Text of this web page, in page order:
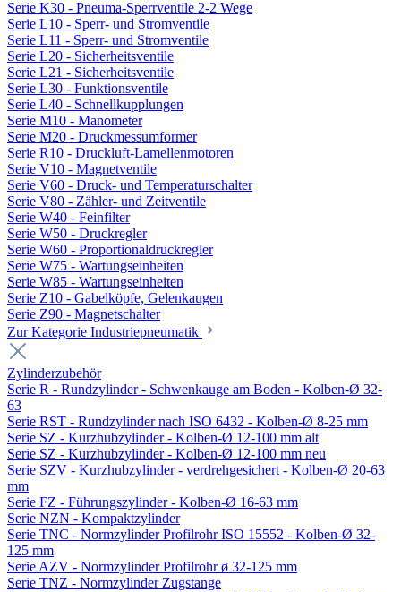
Serie K30 - Pneuma-Sperrventile 2-2 Wege
Serie L10 - Sperr- und Stromventile
Serie L11 - Sperr- und Stromventile
Serie L20 - Sicherheitsventile
Serie L21 - Sicherheitsventile
Serie L30 - Funktionsventile
Serie L40 - Schnellkupplungen
Serie M10 - Manometer
Serie M20 - Druckmessumformer
Serie R10 - Druckluft-Lamellenmotoren
Serie V10 - Magnetventile
Serie V60 - Druck- und Temperaturschalter
Serie V80 - Zähler- und Zeitventile
Serie W40 - Feinfilter
Serie W50 - Druckregler
Serie W60 - Proportionaldruckregler
Serie W75 - Wartungseinheiten
Serie W85 - Wartungseinheiten
Serie Z10 - Gabelköpfe, Gelenkaugen
Serie Z90 - Magnetschalter
Zur Kategorie Industriepneumatik
Zylinderzubehör
Serie R - Rundzylinder - Schwenkauge am Boden - Kolben-Ø 32-
63
Serie RST - Rundzylinder nach ISO 6432 - Kolben-Ø 8-25 mm
Serie SZ - Kurzhubzylinder - Kolben-Ø 12-100 mm alt
Serie SZ - Kurzhubzylinder - Kolben-Ø 12-100 mm neu
Serie SZV - Kurzhubzylinder - verdrehgesichert - Kolben-Ø 20-63
mm
Serie FZ - Führungszylinder - Kolben-Ø 16-63 mm
Serie NZN - Kompaktzylinder
Serie TNC - Normzylinder Profilrohr ISO 15552 - Kolben-Ø 32-
125 mm
Serie AZV - Normzylinder Profilrohr ø 32-125 mm
Serie TNZ - Normzylinder Zugstange